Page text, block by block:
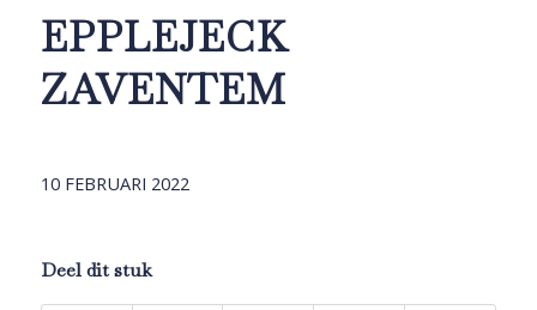
EPPLEJECK
ZAVENTEM
10 FEBRUARI 2022
Deel dit stuk